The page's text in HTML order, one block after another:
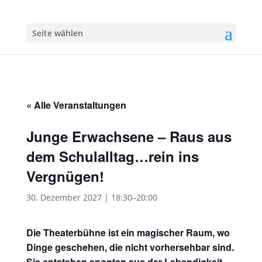
Seite wählen
« Alle Veranstaltungen
Junge Erwachsene – Raus aus
dem Schulalltag…rein ins
Vergnügen!
30. Dezember 2027 | 18:30–20:00
Die Theaterbühne ist ein magischer Raum, wo
Dinge geschehen, die nicht vorhersehbar sind.